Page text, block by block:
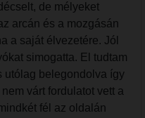
de mélyeket
arcán és a mozgásán
a saját élvezetére. Jól
simogatta. El tudtam
utólag belegondolva így
várt fordulatot vett a
fél az oldalán